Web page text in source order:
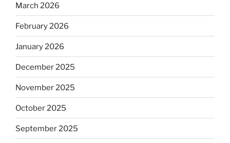
March 2026
February 2026
January 2026
December 2025
November 2025
October 2025
September 2025